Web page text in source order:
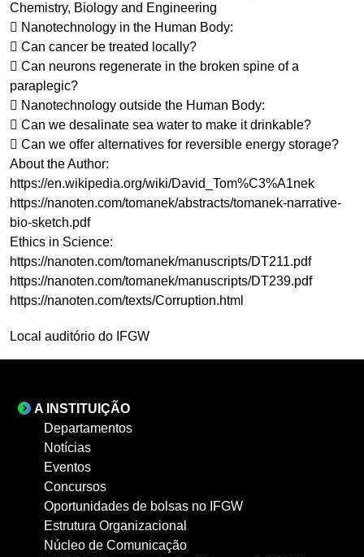
Chemistry, Biology and Engineering
 Nanotechnology in the Human Body:
 Can cancer be treated locally?
 Can neurons regenerate in the broken spine of a
paraplegic?
 Nanotechnology outside the Human Body:
 Can we desalinate sea water to make it drinkable?
 Can we offer alternatives for reversible energy storage?
About the Author:
https://en.wikipedia.org/wiki/David_Tom%C3%A1nek
https://nanoten.com/tomanek/abstracts/tomanek-narrative-
bio-sketch.pdf
Ethics in Science:
https://nanoten.com/tomanek/manuscripts/DT211.pdf
https://nanoten.com/tomanek/manuscripts/DT239.pdf
https://nanoten.com/texts/Corruption.html
Local auditório do IFGW
A INSTITUIÇÃO
Departamentos
Notícias
Eventos
Concursos
Oportunidades de bolsas no IFGW
Estrutura Organizacional
Núcleo de Comunicação